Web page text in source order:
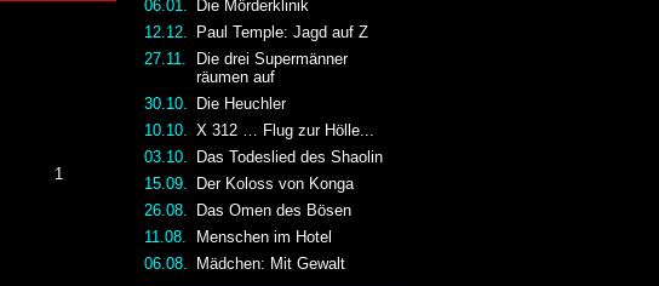
06.01.
Die Mörderklinik
12.12.
Paul Temple: Jagd auf Z
27.11.
Die drei Supermänner
räumen auf
30.10.
Die Heuchler
10.10.
X 312 … Flug zur Hölle...
03.10.
Das Todeslied des Shaolin
15.09.
Der Koloss von Konga
26.08.
Das Omen des Bösen
11.08.
Menschen im Hotel
06.08.
Mädchen: Mit Gewalt
1